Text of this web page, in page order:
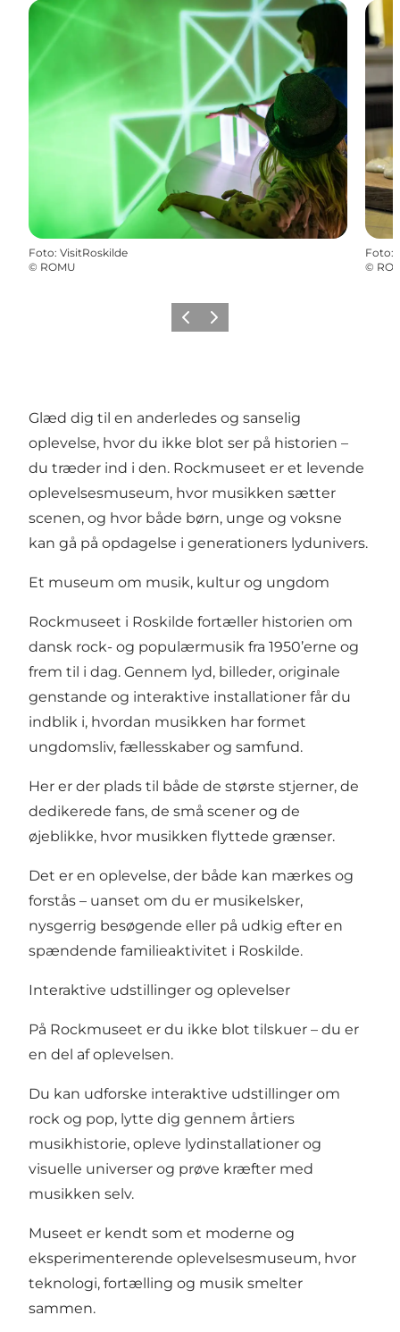
Foto: VisitRoskilde
© ROMU
Foto:
©
ForrigeNæste
Glæd dig til en anderledes og sanselig
oplevelse, hvor du ikke blot ser på historien –
du træder ind i den. Rockmuseet er et levende
oplevelsesmuseum, hvor musikken sætter
scenen, og hvor både børn, unge og voksne
kan gå på opdagelse i generationers lydunivers.
Et museum om musik, kultur og ungdom
Rockmuseet i Roskilde fortæller historien om
dansk rock- og populærmusik fra 1950’erne og
frem til i dag. Gennem lyd, billeder, originale
genstande og interaktive installationer får du
indblik i, hvordan musikken har formet
ungdomsliv, fællesskaber og samfund.
Her er der plads til både de største stjerner, de
dedikerede fans, de små scener og de
øjeblikke, hvor musikken flyttede grænser.
Det er en oplevelse, der både kan mærkes og
forstås – uanset om du er musikelsker,
nysgerrig besøgende eller på udkig efter en
spændende familieaktivitet i Roskilde.
Interaktive udstillinger og oplevelser
På Rockmuseet er du ikke blot tilskuer – du er
en del af oplevelsen.
Du kan udforske interaktive udstillinger om
rock og pop, lytte dig gennem årtiers
musikhistorie, opleve lydinstallationer og
visuelle universer og prøve kræfter med
musikken selv.
Museet er kendt som et moderne og
eksperimenterende oplevelsesmuseum, hvor
teknologi, fortælling og musik smelter
sammen.